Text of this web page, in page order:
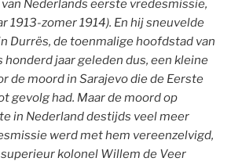
Nederlands eerste vredesmissie,
1913-zomer 1914). En hij sneuvelde
Durrës, de toenmalige hoofdstad van
honderd jaar geleden dus, een kleine
de moord in Sarajevo die de Eerste
gevolg had. Maar de moord op
in Nederland destijds veel meer
werd met hem vereenzelvigd,
kolonel Willem de Veer